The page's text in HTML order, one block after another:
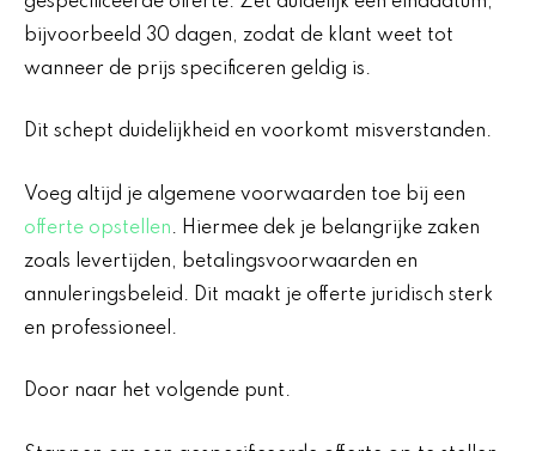
bijvoorbeeld 30 dagen, zodat de klant weet tot
wanneer de prijs specificeren geldig is.
Dit schept duidelijkheid en voorkomt misverstanden.
Voeg altijd je algemene voorwaarden toe bij een
offerte opstellen. Hiermee dek je belangrijke zaken
zoals levertijden, betalingsvoorwaarden en
annuleringsbeleid. Dit maakt je offerte juridisch sterk
en professioneel.
Door naar het volgende punt.